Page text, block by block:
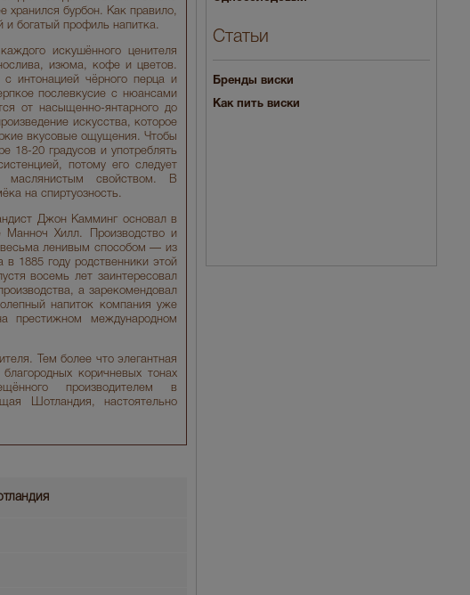
хранился бурбон. Как правило,
и богатый профиль напитка.
искушённого ценителя
изюма, кофе и цветов.
интонацией чёрного перца и
послевкусие с нюансами
от насыщенно-янтарного до
искусства, которое
вкусовые ощущения. Чтобы
18-20 градусов и употреблять
потому его следует
маслянистым свойством. В
на спиртуозность.
Джон Камминг основал в
Манноч Хилл. Производство и
весьма ленивым способом — из
1885 году родственники этой
восемь лет заинтересовал
а зарекомендовал
напиток компания уже
престижном международном
Тем более что элегантная
коричневых тонах
производителем в
Шотландия, настоятельно
Статьи
Бренды виски
Как пить виски